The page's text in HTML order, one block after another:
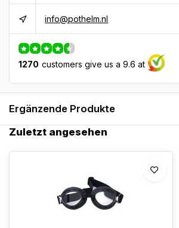
info@pothelm.nl
1270 customers give us a 9.6 at
Ergänzende Produkte
Zuletzt angesehen